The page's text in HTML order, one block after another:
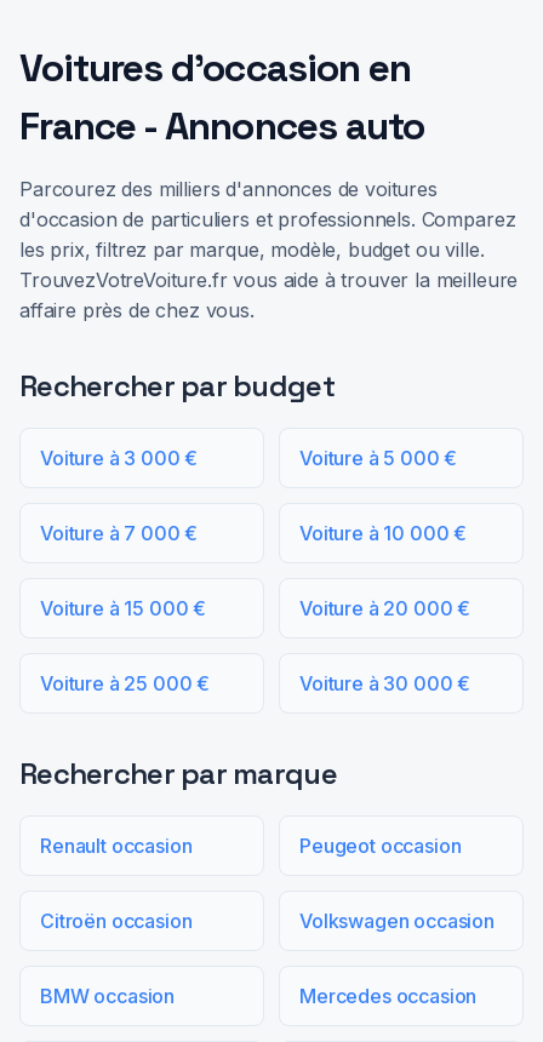
Voitures d'occasion en
France - Annonces auto
Parcourez des milliers d'annonces de voitures
d'occasion de particuliers et professionnels. Comparez
les prix, filtrez par marque, modèle, budget ou ville.
TrouvezVotreVoiture.fr vous aide à trouver la meilleure
affaire près de chez vous.
Rechercher par budget
Voiture à 3 000 € Voiture à 5 000 €
Voiture à 7 000 € Voiture à 10 000 €
Voiture à 15 000 € Voiture à 20 000 €
Voiture à 25 000 € Voiture à 30 000 €
Rechercher par marque
Renault occasion Peugeot occasion
Citroën occasion Volkswagen occasion
BMW occasion Mercedes occasion